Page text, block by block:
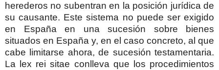
herederos no subentran en la posición jurídica de
su causante. Este sistema no puede ser exigido
en España en una sucesión sobre bienes
situados en España y, en el caso concreto, al que
cabe limitarse ahora, de sucesión testamentaria.
La lex rei sitae conlleva que los procedimientos